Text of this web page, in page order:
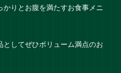
りとお腹を満たすお食事メニ
してぜひボリューム満点のお